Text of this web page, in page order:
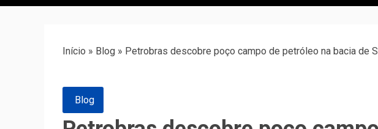
Início » Blog » Petrobras descobre poço campo de petróleo na bacia de
Blog